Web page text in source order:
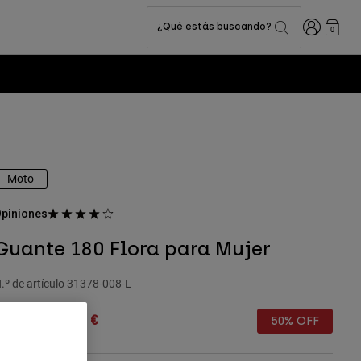
¿Qué estás buscando? Iniciar0
Moto
180 Flora para Mujer
de artículo 31378-008-L
Price reduced from
15,00 € 50% OFF